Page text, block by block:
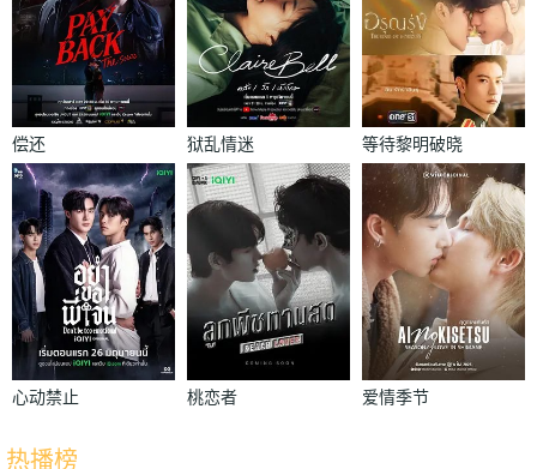
偿还 狱乱情迷
等待黎明破晓
时
心动禁止 桃恋者 爱情季节
热播榜